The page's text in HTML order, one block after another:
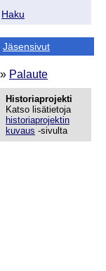
Haku
Jäsensivut
» Palaute
Historiaprojekti
Katso lisätietoja
historiaprojektin
kuvaus -sivulta